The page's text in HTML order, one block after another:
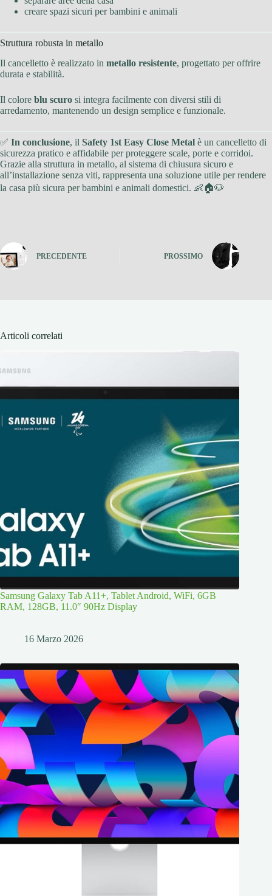
creare spazi sicuri per bambini e animali
Struttura robusta in metallo
Il cancelletto è realizzato in metallo resistente, progettato per offrire
durata e stabilità.
Il colore blu scuro si integra facilmente con diversi stili di
arredamento, mantenendo un design semplice e funzionale.
✅ In conclusione, il Safety 1st Easy Close Metal è un cancelletto di
sicurezza pratico e affidabile per proteggere scale, porte e corridoi.
Grazie alla struttura in metallo, al sistema di chiusura sicuro e
all’installazione senza viti, rappresenta una soluzione utile per rendere
la casa più sicura per bambini e animali domestici. 👶🏠🐶
PRECEDENTE PROSSIMO
Articoli correlati
Samsung Galaxy Tab A11+, Tablet Android, WiFi, 6GB
RAM, 128GB, 11.0″ 90Hz Display
16 Marzo 2026